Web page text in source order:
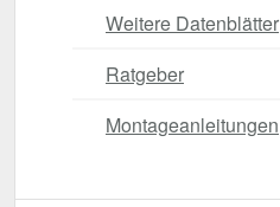
Weitere Datenblätter
Ratgeber
Montageanleitungen